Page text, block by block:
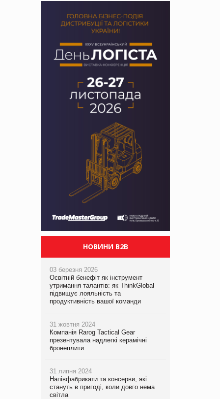
НОВИНИ B2B
03 березня 2026
Освітній бенефіт як інструмент
утримання талантів: як ThinkGlobal
підвищує лояльність та
продуктивність вашої команди
31 жовтня 2024
Компанія Rarog Tactical Gear
презентувала надлегкі керамічні
бронеплити
31 липня 2024
Напівфабрикати та консерви, які
стануть в пригоді, коли довго нема
світла